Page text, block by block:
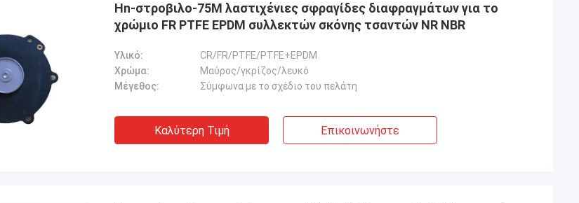
Hn-στροβιλο-75M λαστιχένιες σφραγίδες διαφραγμάτων για το
χρώμιο FR PTFE EPDM συλλεκτών σκόνης τσαντών NR NBR
Υλικό:
CR/FR/PTFE/PTFE+EPDM
Χρώμα:
Μαύρος/γκρίζος/λευκό
Μέγεθος:
Σύμφωνα με το σχέδιο του πελάτη
Καλύτερη Τιμή Επικοινωνήστε